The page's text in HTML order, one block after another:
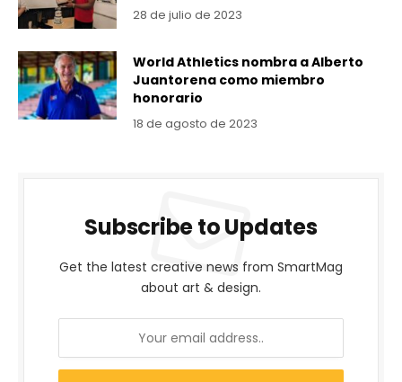
28 de julio de 2023
World Athletics nombra a Alberto
Juantorena como miembro
honorario
18 de agosto de 2023
Subscribe to Updates
Get the latest creative news from SmartMag
about art & design.